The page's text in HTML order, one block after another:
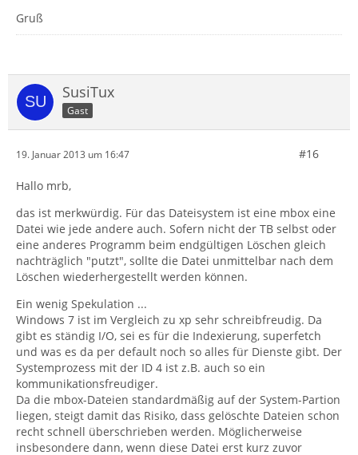
Gruß
SusiTux
Gast
19. Januar 2013 um 16:47 #16
Hallo mrb,
das ist merkwürdig. Für das Dateisystem ist eine mbox eine
Datei wie jede andere auch. Sofern nicht der TB selbst oder
eine anderes Programm beim endgültigen Löschen gleich
nachträglich "putzt", sollte die Datei unmittelbar nach dem
Löschen wiederhergestellt werden können.
Ein wenig Spekulation ...
Windows 7 ist im Vergleich zu xp sehr schreibfreudig. Da
gibt es ständig I/O, sei es für die Indexierung, superfetch
und was es da per default noch so alles für Dienste gibt. Der
Systemprozess mit der ID 4 ist z.B. auch so ein
kommunikationsfreudiger.
Da die mbox-Dateien standardmäßig auf der System-Partion
liegen, steigt damit das Risiko, dass gelöschte Dateien schon
recht schnell überschrieben werden. Möglicherweise
insbesondere dann, wenn diese Datei erst kurz zuvor